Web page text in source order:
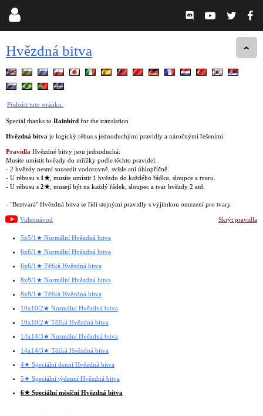
Hvězdná bitva
Přeložit tuto stránku.
Special thanks to Rainbird for the translation
Hvězdná bitva je logický rébus s jednoduchými pravidly a náročnými řešeními.
Pravidla Hvězdné bitvy jsou jednoduchá:
Musíte umístit hvězdy do mřížky podle těchto pravidel:
- 2 hvězdy nesmí sousedit vodorovně, svisle ani úhlopříčně.
- U rébusu s 1★ , musíte umístit 1 hvězdu do každého řádku, sloupce a tvaru.
- U rébusu s 2★ , musejí být na každý řádek, sloupec a tvar hvězdy 2 atd.
- "Beztvará" Hvězdná bitva se řídí stejnými pravidly s výjimkou omezení pro tvary.
Videonávod Skrýt pravidla
5x5/1★ Normální Hvězdná bitva
6x6/1★ Normální Hvězdná bitva
6x6/1★ Těžká Hvězdná bitva
8x8/1★ Normální Hvězdná bitva
8x8/1★ Těžká Hvězdná bitva
10x10/2★ Normální Hvězdná bitva
10x10/2★ Těžká Hvězdná bitva
14x14/3★ Normální Hvězdná bitva
14x14/3★ Těžká Hvězdná bitva
4★ Speciální denní Hvězdná bitva
5★ Speciální týdenní Hvězdná bitva
6★ Speciální měsíční Hvězdná bitva